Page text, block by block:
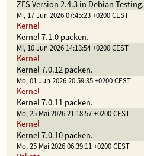
ZFS Version 2.4.3 in Debian Testing.
Mi, 17 Jun 2026 07:45:23 +0200 CEST
Kernel
Kernel 7.1.0 packen.
Mi, 10 Jun 2026 14:13:54 +0200 CEST
Kernel
Kernel 7.0.12 packen.
Mo, 01 Jun 2026 20:59:35 +0200 CEST
Kernel
Kernel 7.0.11 packen.
Mo, 25 Mai 2026 21:18:57 +0200 CEST
Kernel
Kernel 7.0.10 packen.
Mo, 25 Mai 2026 06:39:11 +0200 CEST